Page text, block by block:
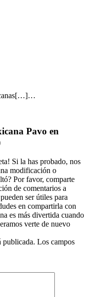
Pavo en
Si la has probado, nos
modificación o
Por favor, comparte
de comentarios a
ser útiles para
en compartirla con
es más divertida cuando
verte de nuevo
publicada. Los campos